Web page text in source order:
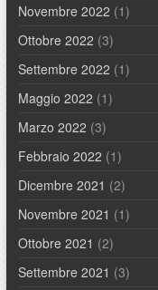
Novembre 2022 (1)
Ottobre 2022 (3)
Settembre 2022 (1)
Maggio 2022 (1)
Marzo 2022 (3)
Febbraio 2022 (1)
Dicembre 2021 (2)
Novembre 2021 (1)
Ottobre 2021 (2)
Settembre 2021 (3)